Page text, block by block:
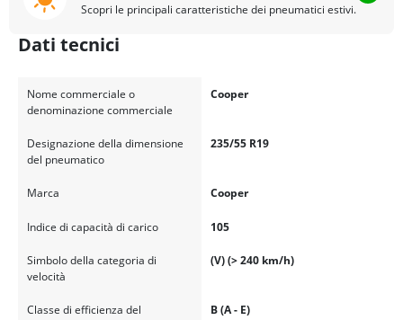
Scopri le principali caratteristiche dei pneumatici estivi.
Dati tecnici
Nome commerciale o
denominazione commerciale
Cooper
Designazione della dimensione
del pneumatico
235/55 R19
Marca Cooper
Indice di capacità di carico 105
Simbolo della categoria di
velocità
(V) (> 240 km/h)
Classe di efficienza del
B (A - E)